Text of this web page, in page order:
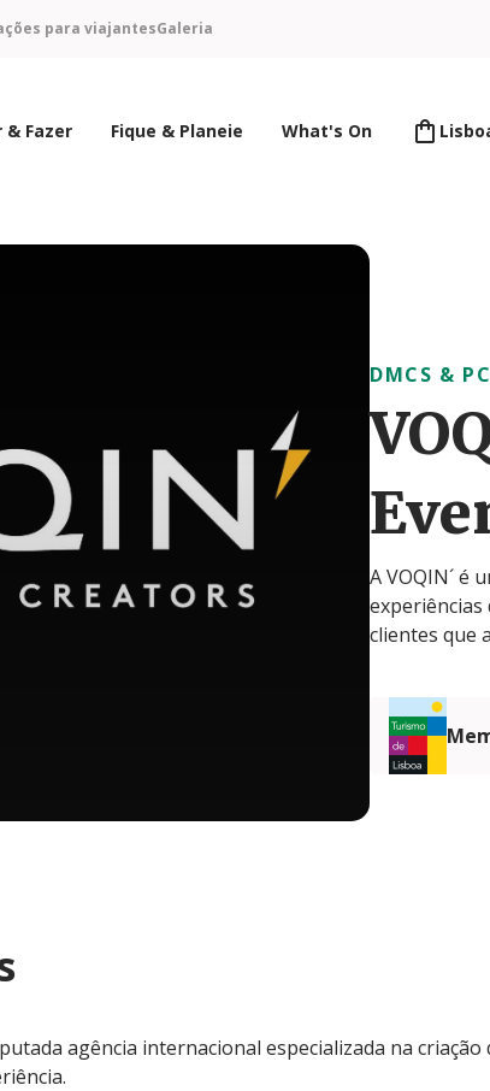
para viajantesGaleria
& Fazer Fique & Planeie What's On
DMCS &
A VOQIN´ é
experiências
clientes que
agência internacional especializada na